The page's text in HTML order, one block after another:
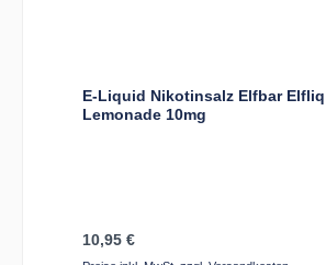
E-Liquid Nikotinsalz Elfbar
Lemonade 10mg
Regulärer Preis:
10,95 €